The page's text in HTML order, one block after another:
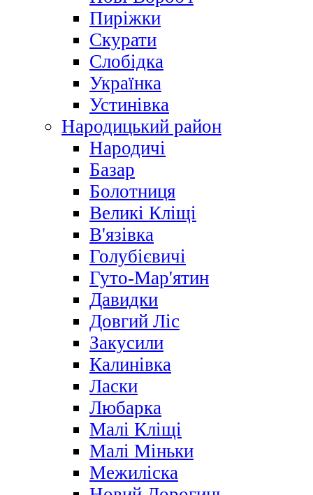
Пиріжки
Скурати
Слобідка
Українка
Устинівка
Народицький район
Народичі
Базар
Болотниця
Великі Кліщі
В'язівка
Голубієвичі
Гуто-Мар'ятин
Давидки
Довгий Ліс
Закусили
Калинівка
Ласки
Любарка
Малі Кліщі
Малі Міньки
Межиліска